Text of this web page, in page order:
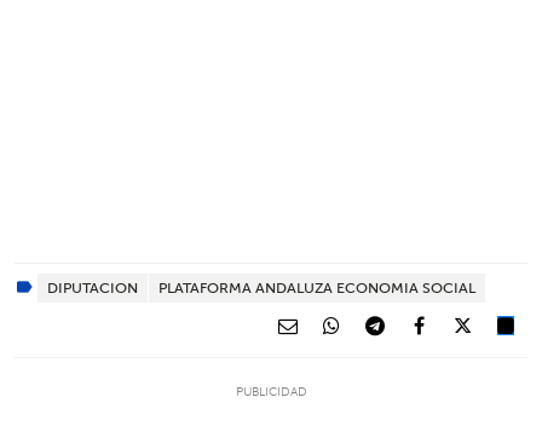
DIPUTACION PLATAFORMA ANDALUZA ECONOMIA SOCIAL